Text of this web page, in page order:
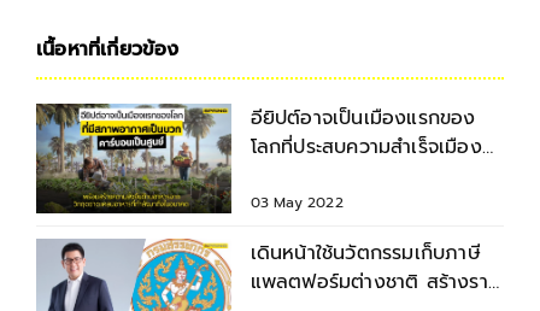
เนื้อหาที่เกี่ยวข้อง
อียิปต์อาจเป็นเมืองแรกของ
โลกที่ประสบความสำเร็จเมือง
03 May 2022
เดินหน้าใช้นวัตกรรมเก็บภาษี
แพลตฟอร์มต่างชาติ สร้างราย